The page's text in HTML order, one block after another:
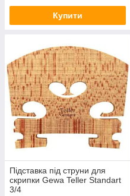
Купити
Підставка під струни для
скрипки Gewa Teller Standart
3/4